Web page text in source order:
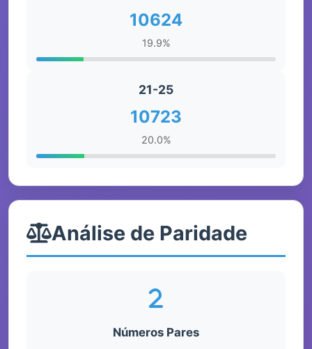
10624
19.9%
21-25
10723
20.0%
Análise de Paridade
Números Pares